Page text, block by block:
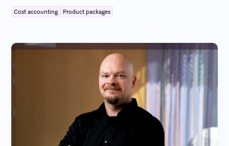
Cost accounting Product packages